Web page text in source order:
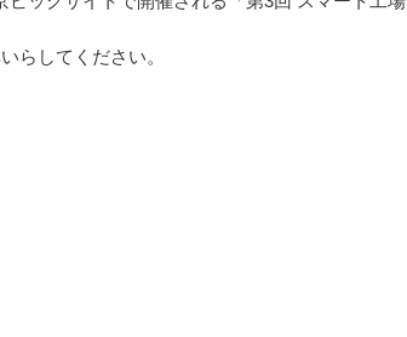
らしてください。